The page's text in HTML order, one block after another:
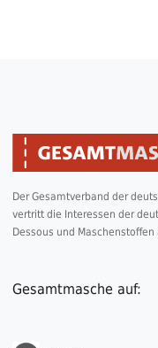
Der Gesamtverband der
vertritt die Interessen der
Dessous und
Gesamtmasche auf: